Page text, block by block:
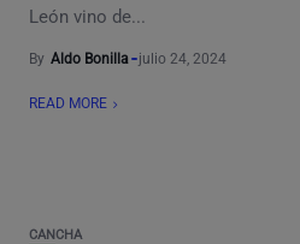
León vino de...
By Aldo Bonilla julio 24, 2024
READ MORE
CANCHA